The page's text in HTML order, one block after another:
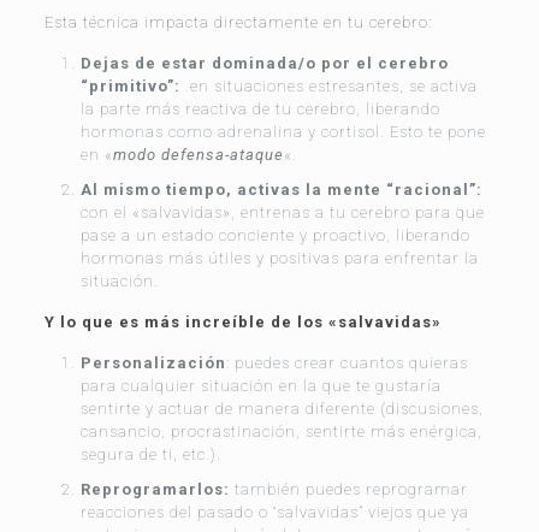
Esta técnica impacta directamente en tu cerebro:
Dejas de estar dominada/o por el cerebro
“primitivo”: .en situaciones estresantes, se activa
la parte más reactiva de tu cerebro, liberando
hormonas como adrenalina y cortisol. Esto te pone
en «modo defensa-ataque«.
Al mismo tiempo, activas la mente “racional”:
con el «salvavidas», entrenas a tu cerebro para que
pase a un estado conciente y proactivo, liberando
hormonas más útiles y positivas para enfrentar la
situación.
Y lo que es más increíble de los «salvavidas»
Personalización : puedes crear cuantos quieras
para cualquier situación en la que te gustaría
sentirte y actuar de manera diferente (discusiones,
cansancio, procrastinación, sentirte más enérgica,
segura de ti, etc.).
Reprogramarlos:también puedes reprogramar
reacciones del pasado o “salvavidas” viejos que ya